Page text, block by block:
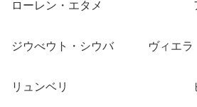
ローレン・エタメ アシ
ジウべウト・シウバ ヴィエラ
リュンベリ ピ